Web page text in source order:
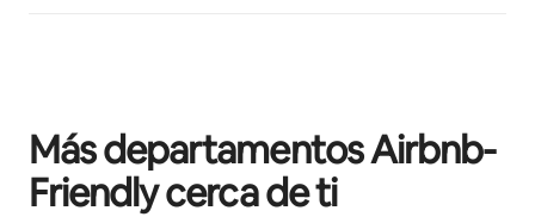
Más departamentos Airbnb-
Friendly cerca de ti